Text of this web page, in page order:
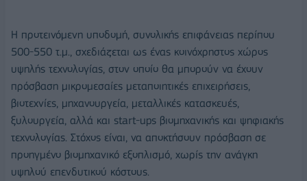
Η προτεινόμενη υποδομή, συνολικής επιφάνειας περίπου
500-550 τ.μ., σχεδιάζεται ως ένας κοινόχρηστος χώρος
υψηλής τεχνολογίας, στον οποίο θα μπορούν να έχουν
πρόσβαση μικρομεσαίες μεταποιητικές επιχειρήσεις,
βιοτεχνίες, μηχανουργεία, μεταλλικές κατασκευές,
ξυλουργεία, αλλά και start-ups βιομηχανικής και ψηφιακής
τεχνολογίας. Στόχος είναι, να αποκτήσουν πρόσβαση σε
προηγμένο βιομηχανικό εξοπλισμό, χωρίς την ανάγκη
υψηλού επενδυτικού κόστους.